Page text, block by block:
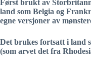
Først brukt av
land som Belgia og
egne versjoner av
Det brukes fortsatt i land
(som arvet det fra